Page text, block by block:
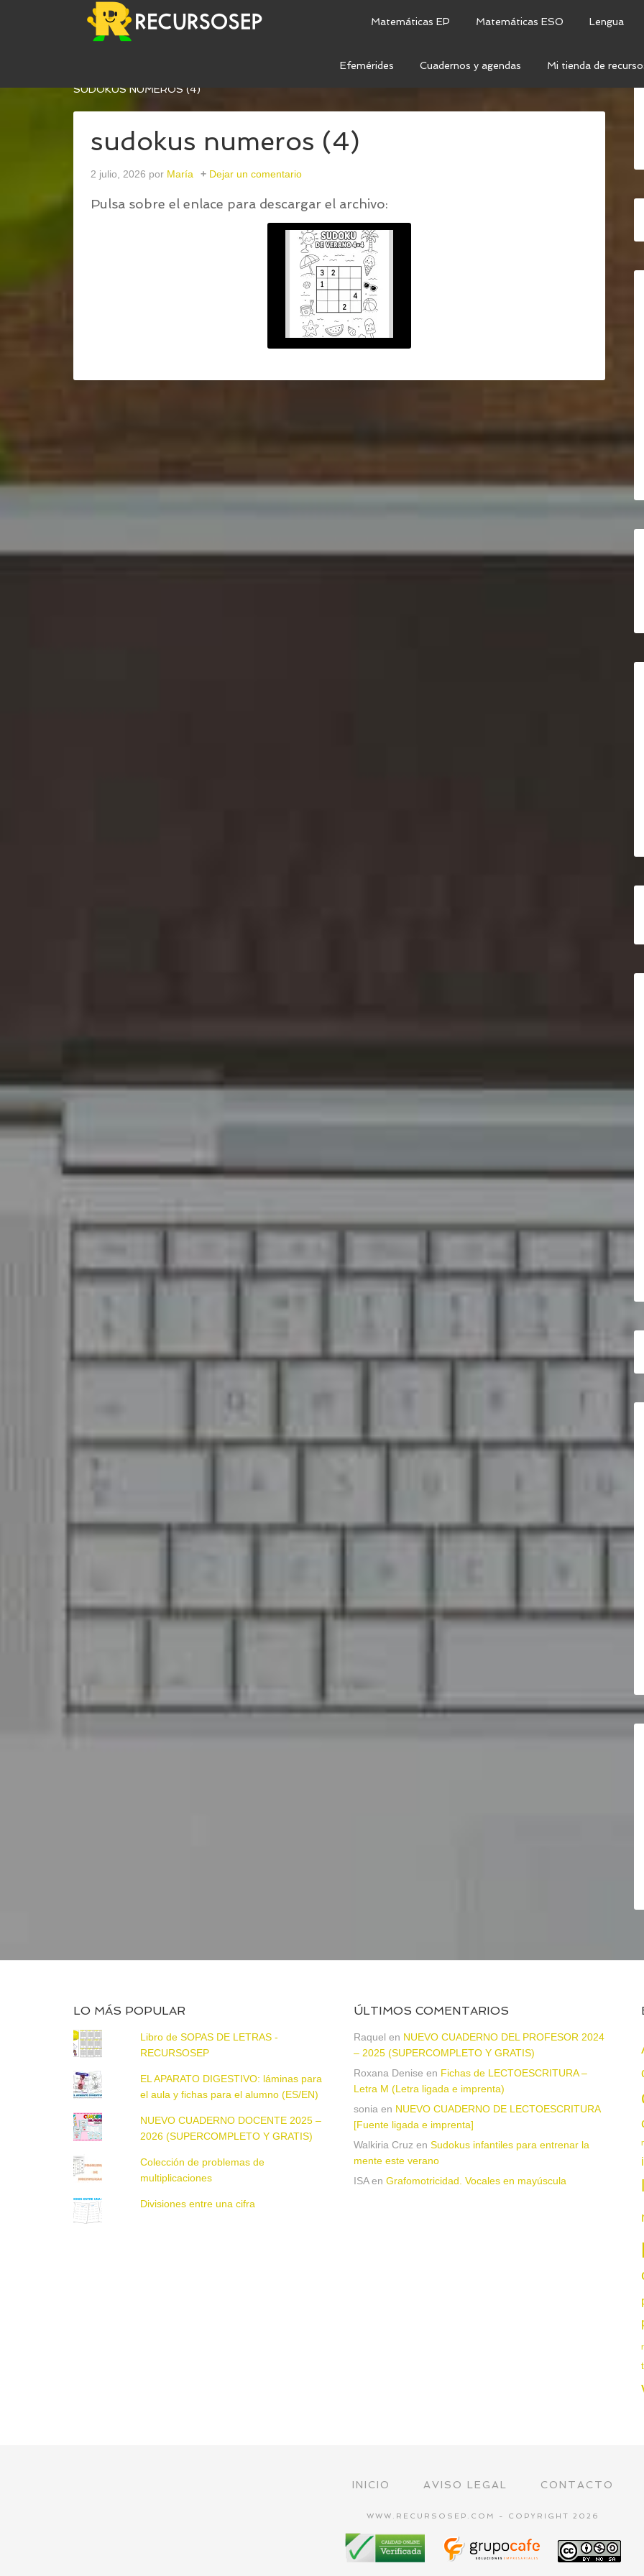
Matemáticas EP Matemáticas ESO Lengua
Efemérides Cuadernos y agendas Mi tienda de
SUDOKUS INFANTILES PARA ENTRENAR LA MENTE ESTE VERANO
SUDOKUS NUMEROS (4)
sudokus numeros (4)
2 julio, 2026 por María Dejar un comentario
Pulsa sobre el enlace para descargar el archivo:
LO MÁS POPULAR
Libro de SOPAS DE LETRAS -
RECURSOSEP
EL APARATO DIGESTIVO: láminas para
el aula y fichas para el alumno (ES/EN)
NUEVO CUADERNO DOCENTE 2025 –
2026 (SUPERCOMPLETO Y GRATIS)
Colección de problemas de
multiplicaciones
Divisiones entre una cifra
ÚLTIMOS COMENTARIOS
Raquel en NUEVO CUADERNO DEL PROFESOR 2024
– 2025 (SUPERCOMPLETO Y GRATIS)
Roxana Denise en Fichas de LECTOESCRITURA –
Letra M (Letra ligada e imprenta)
sonia en NUEVO CUADERNO DE LECTOESCRITURA
[Fuente ligada e imprenta]
Walkiria Cruz en Sudokus infantiles para entrenar la
mente este verano
ISAen Grafomotricidad. Vocales en mayúscula
INICIO AVISO LEGAL CONTACTO
WWW.RECURSOSEP.COM - COPYRIGHT 2026